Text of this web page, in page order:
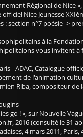
Régional de Nice
Nice Jeunesse
: section n°7 poésie ->
à la
vous invitent à
- ADAC, Catalogue
de l'animation
Riba, compositeur
go ! », sur Nouvelle
, 2016 (consulté le 31
4 mars 2011,